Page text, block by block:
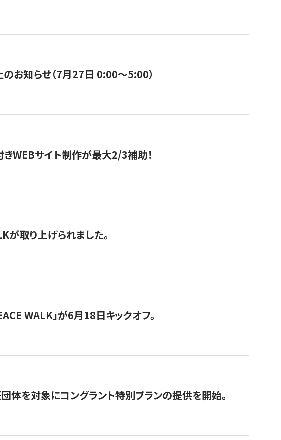
のお知らせ（7月27日 0:00〜5:00）
WEBサイト制作が最大2/3補助！
が取り上げられました。
WALK」が6月18日キックオフ。
体を対象にコングラント特別プランの提供を開始。